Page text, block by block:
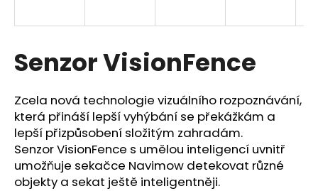
Senzor VisionFence
Zcela nová technologie vizuálního rozpoznávání,
která přináší lepší vyhýbání se překážkám a
lepší přizpůsobení složitým zahradám.
Senzor VisionFence s umělou inteligencí uvnitř
umožňuje sekačce Navimow detekovat různé
objekty a sekat ještě inteligentněji.
í
t
?
HLEDAT